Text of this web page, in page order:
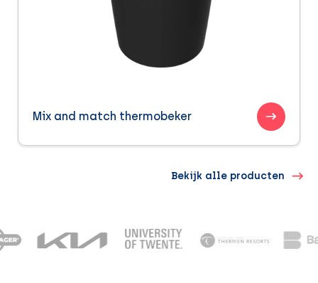
Mix and match thermobeker
Bekijk alle producten